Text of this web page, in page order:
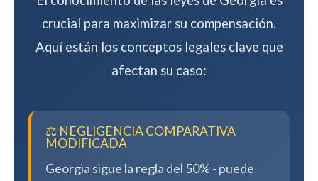
crucial para maximizar su compensación.
Aquí están los conceptos legales clave que
afectan su caso:
⚖️ NEGLIGENCIA COMPARATIVA
MODIFICADA
Georgia sigue la regla del 50% - puede